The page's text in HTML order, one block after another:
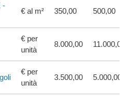
-
€ al m² 350,00 500,00
€ per
unità
8.000,00 11.000,00
€ per
unità
3.500,00 5.000,00